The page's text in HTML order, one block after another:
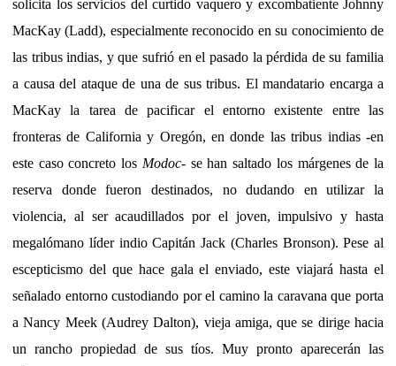
solicita los servicios del curtido vaquero y excombatiente Johnny
MacKay (Ladd), especialmente reconocido en su conocimiento de
las tribus indias, y que sufrió en el pasado la pérdida de su familia
a causa del ataque de una de sus tribus. El mandatario encarga a
MacKay la tarea de pacificar el entorno existente entre las
fronteras de California y Oregón, en donde las tribus indias -en
este caso concreto los Modoc- se han saltado los márgenes de la
reserva donde fueron destinados, no dudando en utilizar la
violencia, al ser acaudillados por el joven, impulsivo y hasta
megalómano líder indio Capitán Jack (Charles Bronson). Pese al
escepticismo del que hace gala el enviado, este viajará hasta el
señalado entorno custodiando por el camino la caravana que porta
a Nancy Meek (Audrey Dalton), vieja amiga, que se dirige hacia
un rancho propiedad de sus tíos. Muy pronto aparecerán las